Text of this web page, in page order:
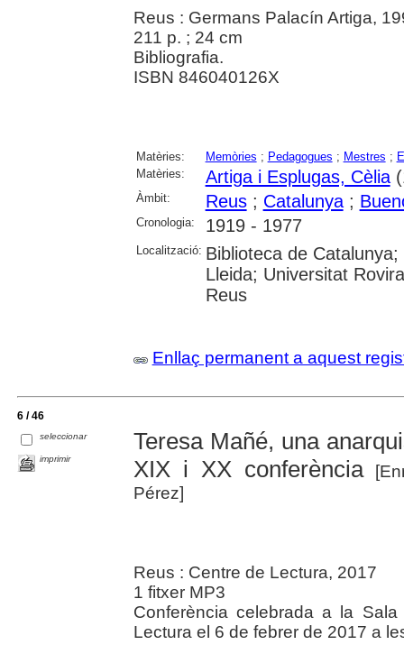
Reus : Germans Palacín Artiga,
211 p. ; 24 cm
Bibliografia.
ISBN 846040126X
Matèries: Memòries ; Pedagogues ; Mestres ;
Matèries:
Artiga i Esplugas, Cèlia
Àmbit: Reus; Catalunya;
Cronologia: 1919 - 1977
Localització: Biblioteca de
Lleida; Universitat
Reus
Enllaç permanent a aquest
6 / 46
seleccionar
imprimir
Teresa Mañé, una
XIX i XX conferència
Pérez]
Reus : Centre de Lectura, 2017
1 fitxer MP3
Conferència celebrada a la
Lectura el 6 de febrer de 2017 a